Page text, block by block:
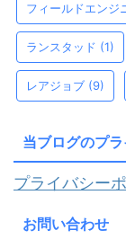
フィールドエンジ
ランスタッド (1)
レアジョブ (9)
当ブログのプ
プライバシー
お問い合わせ